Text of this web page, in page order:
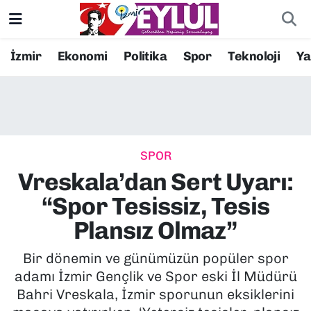
İzmir Ekonomi Politika Spor Teknoloji
SPOR
Vreskala’dan Sert Uyarı:
“Spor Tesissiz, Tesis
Plansız Olmaz”
Bir dönemin ve günümüzün popüler spor
adamı İzmir Gençlik ve Spor eski İl Müdürü
Bahri Vreskala, İzmir sporunun eksiklerini
Resmi İlanlar
EKONOMİ
KÜLTÜR SANAT
MAGAZİN
POLİTİKA
Konak Nöbetçi Eczaneler
Süper Lig Puan Durumu ve Fikstür
Tüm Manşetler
Son Dakika Haberleri
Haber Arşivi